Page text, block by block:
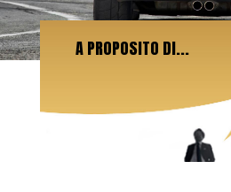
A PROPOSITO DI...